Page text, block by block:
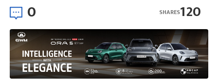
0 120
SHARES